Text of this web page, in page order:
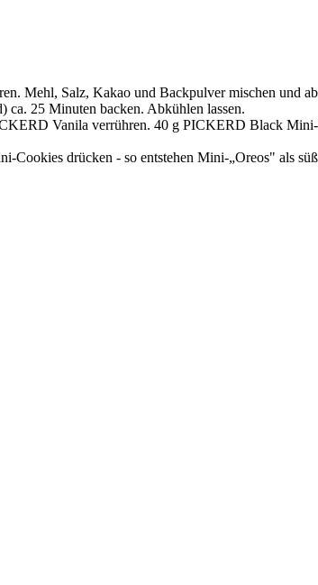
Mehl, Salz, Kakao und Backpulver mischen und
25 Minuten backen. Abkühlen lassen.
Vanila verrühren. 40 g PICKERD Black
drücken - so entstehen Mini-„Oreos" als